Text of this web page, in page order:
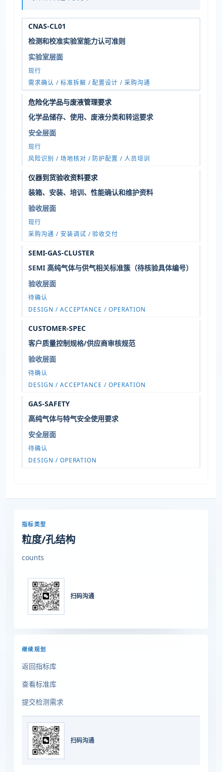
CNAS-CL01
检测和校准实验室能力认可准则
实验室层面
现行
需求确认 / 标准拆解 / 配置设计 / 采购沟通
危险化学品与废液管理要求
化学品储存、使用、废液分类和转运要求
安全层面
现行
风险识别 / 场地核对 / 防护配置 / 人员培训
仪器到货验收资料要求
装箱、安装、培训、性能确认和维护资料
验收层面
现行
采购沟通 / 安装调试 / 验收交付
SEMI-GAS-CLUSTER
SEMI 高纯气体与供气相关标准簇（待核验具体编号）
验收层面
待确认
DESIGN / ACCEPTANCE / OPERATION
CUSTOMER-SPEC
客户质量控制规格/供应商审核规范
验收层面
待确认
DESIGN / ACCEPTANCE / OPERATION
GAS-SAFETY
高纯气体与特气安全使用要求
安全层面
待确认
DESIGN / OPERATION
指标类型
粒度/孔结构
counts
扫码沟通
继续规划
返回指标库
查看标准库
提交检测需求
扫码沟通